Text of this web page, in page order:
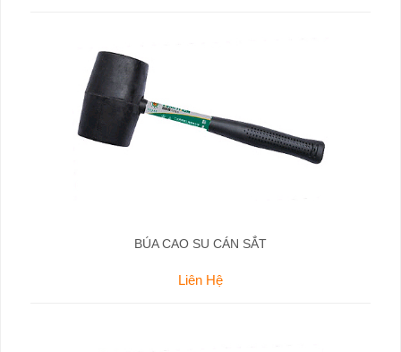
BÚA CAO SU CÁN SẮT
Liên Hệ